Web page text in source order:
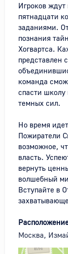
Игроков
пятнадцати
заданиями.
познания
Хогвартса.
представлен
команда
спасти
темных сил.
Но время
Пожиратели
возможное,
власть.
вернуть
волшебный
Вступайте в
Москва,